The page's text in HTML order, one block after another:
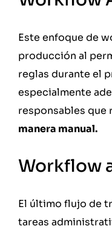
Este enfoque de
producción al
reglas durante el
especialmente
responsables que
manera manual.
Workflow
El último flujo de
tareas